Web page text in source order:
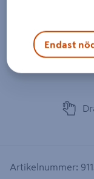
Artikelnummer:
Endast